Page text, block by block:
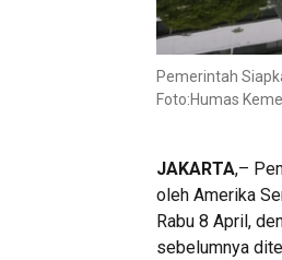
Pemerintah
Foto:Humas
JAKARTA,–
oleh Amerika
Rabu 8 April,
sebelumnya